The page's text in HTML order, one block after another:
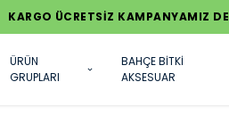
KARGO ÜCRETSİZ KAMPANYAMIZ
ÜRÜN
GRUPLARI
BAHÇE BİTKİ
AKSESUAR